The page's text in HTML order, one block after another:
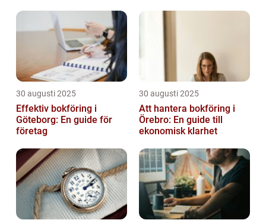
30 augusti 2025
Effektiv bokföring i
Göteborg: En guide för
företag
30 augusti 2025
Att hantera bokföring i
Örebro: En guide till
ekonomisk klarhet